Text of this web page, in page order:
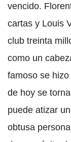
vencido.
cartas y Louis
club treinta
como un
famoso se
de hoy se
puede atizar
obtusa